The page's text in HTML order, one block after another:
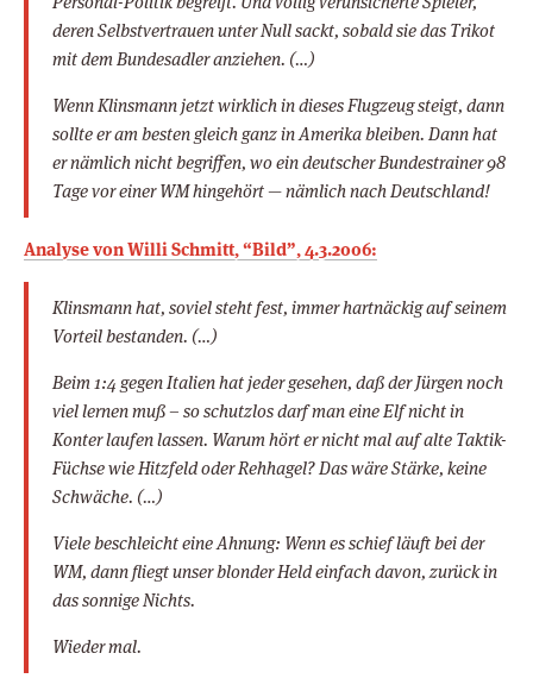
deren Selbstvertrauen unter Null sackt, sobald sie das Trikot
mit dem Bundesadler anziehen. (…)
Wenn Klinsmann jetzt wirklich in dieses Flugzeug steigt, dann
sollte er am besten gleich ganz in Amerika bleiben. Dann hat
er nämlich nicht begriffen, wo ein deutscher Bundestrainer 98
Tage vor einer WM hingehört — nämlich nach Deutschland!
Analyse von Willi Schmitt, “Bild”, 4.3.2006:
Klinsmann hat, soviel steht fest, immer hartnäckig auf seinem
Vorteil bestanden. (…)
Beim 1:4 gegen Italien hat jeder gesehen, daß der Jürgen noch
viel lernen muß – so schutzlos darf man eine Elf nicht in
Konter laufen lassen. Warum hört er nicht mal auf alte Taktik-
Füchse wie Hitzfeld oder Rehhagel? Das wäre Stärke, keine
Schwäche. (…)
Viele beschleicht eine Ahnung: Wenn es schief läuft bei der
WM, dann fliegt unser blonder Held einfach davon, zurück in
das sonnige Nichts.
Wieder mal.